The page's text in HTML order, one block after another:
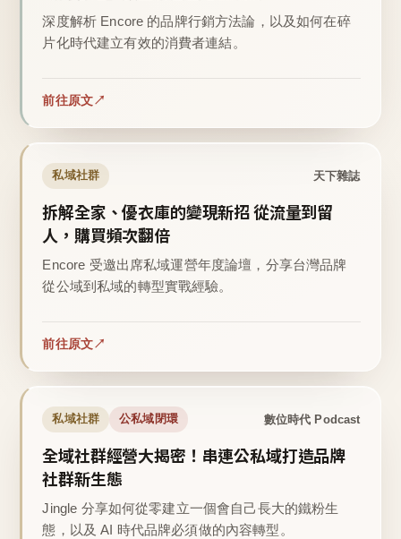
深度解析 Encore 的品牌行銷方法論，以及如何在碎
片化時代建立有效的消費者連結。
前往原文
私域社群 天下雜誌
拆解全家、優衣庫的變現新招 從流量到留
人，購買頻次翻倍
Encore 受邀出席私域運營年度論壇，分享台灣品牌
從公域到私域的轉型實戰經驗。
前往原文
私域社群 公私域閉環 數位時代 Podcast
全域社群經營大揭密！串連公私域打造品牌
社群新生態
Jingle 分享如何從零建立一個會自己長大的鐵粉生
態，以及 AI 時代品牌必須做的內容轉型。